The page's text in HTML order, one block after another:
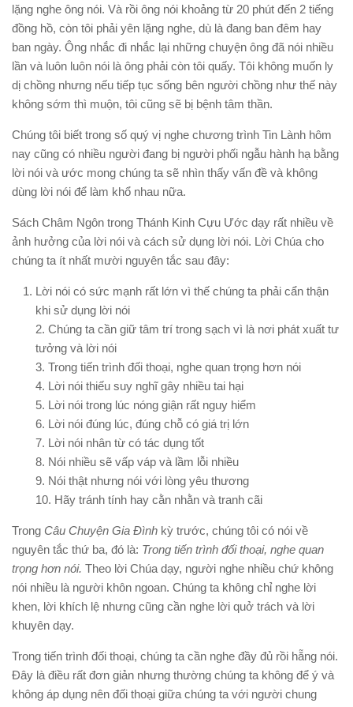
lặng nghe ông nói. Và rồi ông nói khoảng từ 20 phút đến 2 tiếng
đồng hồ, còn tôi phải yên lặng nghe, dù là đang ban đêm hay
ban ngày. Ông nhắc đi nhắc lại những chuyện ông đã nói nhiều
lần và luôn luôn nói là ông phải còn tôi quấy. Tôi không muốn ly
dị chồng nhưng nếu tiếp tục sống bên người chồng như thế này
không sớm thì muộn, tôi cũng sẽ bị bệnh tâm thần.
Chúng tôi biết trong số quý vị nghe chương trình Tin Lành hôm
nay cũng có nhiều người đang bị người phối ngẫu hành hạ bằng
lời nói và ước mong chúng ta sẽ nhìn thấy vấn đề và không
dùng lời nói để làm khổ nhau nữa.
Sách Châm Ngôn trong Thánh Kinh Cựu Ước dạy rất nhiều về
ảnh hưởng của lời nói và cách sử dụng lời nói. Lời Chúa cho
chúng ta ít nhất mười nguyên tắc sau đây:
Lời nói có sức mạnh rất lớn vì thế chúng ta phải cẩn thận
khi sử dụng lời nói
2. Chúng ta cần giữ tâm trí trong sạch vì là nơi phát xuất tư
tưởng và lời nói
3. Trong tiến trình đối thoại, nghe quan trọng hơn nói
4. Lời nói thiếu suy nghĩ gây nhiều tai hại
5. Lời nói trong lúc nóng giận rất nguy hiểm
6. Lời nói đúng lúc, đúng chỗ có giá trị lớn
7. Lời nói nhân từ có tác dụng tốt
8. Nói nhiều sẽ vấp váp và lầm lỗi nhiều
9. Nói thật nhưng nói với lòng yêu thương
10. Hãy tránh tính hay cằn nhằn và tranh cãi
Trong Câu Chuyện Gia Ðình kỳ trước, chúng tôi có nói về
nguyên tắc thứ ba, đó là: Trong tiến trình đối thoại, nghe quan
trọng hơn nói. Theo lời Chúa dạy, người nghe nhiều chứ không
nói nhiều là người khôn ngoan. Chúng ta không chỉ nghe lời
khen, lời khích lệ nhưng cũng cần nghe lời quở trách và lời
khuyên dạy.
Trong tiến trình đối thoại, chúng ta cần nghe đầy đủ rồi hẵng nói.
Ðây là điều rất đơn giản nhưng thường chúng ta không để ý và
không áp dụng nên đối thoại giữa chúng ta với người chung